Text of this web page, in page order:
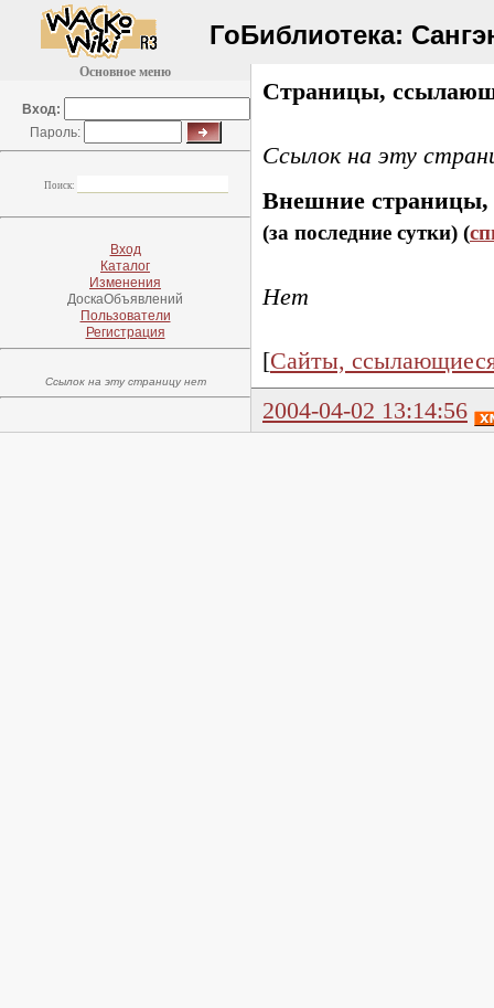
ГоБиблиотека:
Основное меню
Вход:
Пароль:
Поиск:
Вход
Каталог
Изменения
ДоскаОбъявлений
Пользователи
Регистрация
Ссылок на эту страницу нет
Страницы,
Ссылок на эту
Внешние
(за последние сутки) (
Нет
[Сайты,
2004-04-02 13:14:56